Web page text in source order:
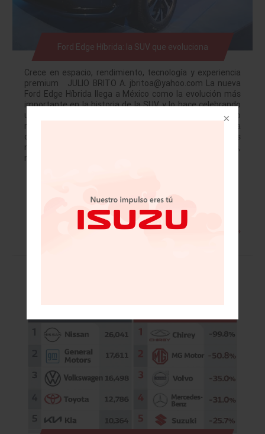
Ford Edge Híbrida: la SUV que evoluciona
Crece en espacio, rendimiento, tecnología y experiencia
premium JULIO BRITO A. jbritoa@yahoo.com La nueva
Ford Edge Híbrida llega a México como la evolución más
importante en la historia de la SUV, y lo hace celebrando
un hito: los 100 años de Ford en el país. Este lanzamiento
no es uno más en el calendario de la marca: es una
declaración de cómo Ford entiende a las familias
mexicanas actuales, que son diversas, activas,
multifacéticas y exigentes. Y justamente esa…
Leer más »